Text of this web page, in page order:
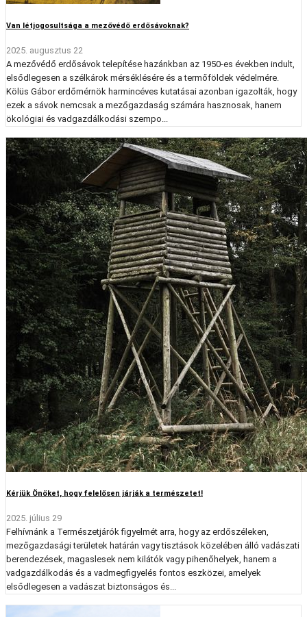
Van létjogosultsága a mezővédő erdősávoknak?
2025. augusztus 22
A mezővédő erdősávok telepítése hazánkban az 1950-es években indult,
elsődlegesen a szélkárok mérséklésére és a termőföldek védelmére.
Kölüs Gábor erdőmérnök harmincéves kutatásai azonban igazolták, hogy
ezek a sávok nemcsak a mezőgazdaság számára hasznosak, hanem
ökológiai és vadgazdálkodási szempo...
Kérjük Önöket, hogy felelősen járják a természetet!
2025. július 29
Felhívnánk a Természetjárók figyelmét arra, hogy az erdőszéleken,
mezőgazdasági területek határán vagy tisztások közelében álló vadászati
berendezések, magaslesek nem kilátók vagy pihenőhelyek, hanem a
vadgazdálkodás és a vadmegfigyelés fontos eszközei, amelyek
elsődlegesen a vadászat biztonságos és...